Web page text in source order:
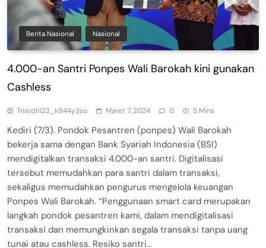
Berita Nasional Nasional
4.000-an Santri Ponpes Wali Barokah kini gunakan
Cashless
Triardhi22_k944y3so Maret 7, 2024 0 5 Mins
Kediri (7/3). Pondok Pesantren (ponpes) Wali Barokah
bekerja sama dengan Bank Syariah Indonesia (BSI)
mendigitalkan transaksi 4.000-an santri. Digitalisasi
tersebut memudahkan para santri dalam transaksi,
sekaligus memudahkan pengurus mengelola keuangan
Ponpes Wali Barokah. “Penggunaan smart card merupakan
langkah pondok pesantren kami, dalam mendigitalisasi
transaksi dan memungkinkan segala transaksi tanpa uang
tunai atau cashless. Resiko santri…